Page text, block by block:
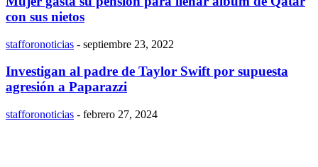
con sus nietos
stafforonoticias - septiembre 23, 2022
Investigan al padre de Taylor Swift por supuesta
agresión a Paparazzi
stafforonoticias - febrero 27, 2024